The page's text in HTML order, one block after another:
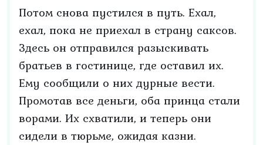
Потом снова пустился в путь. Ехал,
ехал, пока не приехал в страну саксов.
Здесь он отправился разыскивать
братьев в гостинице, где оставил их.
Ему сообщили о них дурные вести.
Промотав все деньги, оба принца стали
ворами. Их схватили, и теперь они
сидели в тюрьме, ожидая казни.